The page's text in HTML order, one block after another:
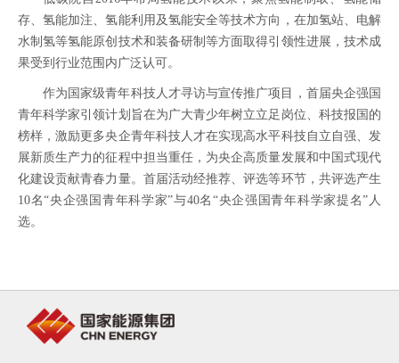
存、氢能加注、氢能利用及氢能安全等技术方向，在加氢站、电解
水制氢等氢能原创技术和装备研制等方面取得引领性进展，技术成
果受到行业范围内广泛认可。
作为国家级青年科技人才寻访与宣传推广项目，首届央企强国
青年科学家引领计划旨在为广大青少年树立立足岗位、科技报国的
榜样，激励更多央企青年科技人才在实现高水平科技自立自强、发
展新质生产力的征程中担当重任，为央企高质量发展和中国式现代
化建设贡献青春力量。首届活动经推荐、评选等环节，共评选产生
10名“央企强国青年科学家”与40名“央企强国青年科学家提名”人
选。